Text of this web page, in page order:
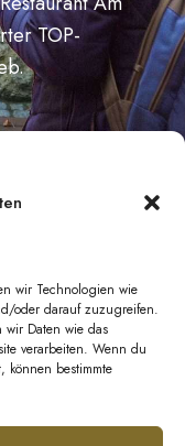
wir Technologien wie
oder darauf zuzugreifen.
Daten wie das
verarbeiten. Wenn du
können bestimmte
|AGB
Catering
& Co. KG